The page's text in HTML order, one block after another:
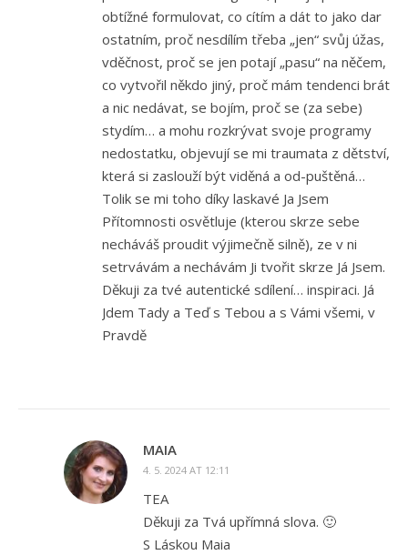
obtížné formulovat, co cítím a dát to jako dar
ostatním, proč nesdílím třeba „jen“ svůj úžas,
vděčnost, proč se jen potají „pasu“ na něčem,
co vytvořil někdo jiný, proč mám tendenci brát
a nic nedávat, se bojím, proč se (za sebe)
stydím… a mohu rozkrývat svoje programy
nedostatku, objevují se mi traumata z dětství,
která si zaslouží být viděná a od-puštěná…
Tolik se mi toho díky laskavé Ja Jsem
Přítomnosti osvětluje (kterou skrze sebe
necháváš proudit výjimečně silně), ze v ni
setrvávám a nechávám Ji tvořit skrze Já Jsem.
Děkuji za tvé autentické sdílení… inspiraci. Já
Jdem Tady a Teď s Tebou a s Vámi všemi, v
Pravdě
MAIA
4. 5. 2024 AT 12:11
TEA
Děkuji za Tvá upřímná slova. 🙂
S Láskou Maia